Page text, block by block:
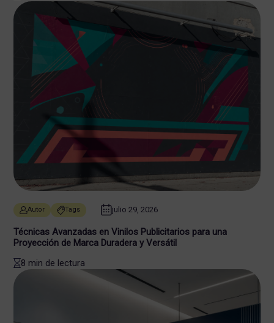
Autor Tags julio 29, 2026
Técnicas Avanzadas en Vinilos Publicitarios para una
Proyección de Marca Duradera y Versátil
8 min de lectura